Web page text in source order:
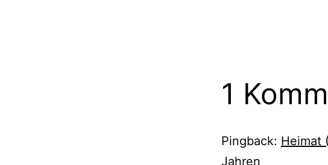
1
Pingback: Heimat
Jahren